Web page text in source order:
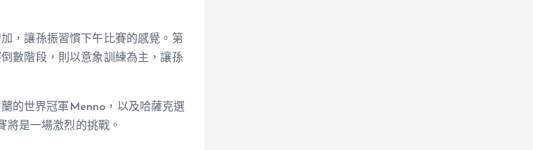
，讓孫振習慣下午比賽的感覺。第
數階段，則以意象訓練為主，讓孫
的世界冠軍Menno，以及哈薩克選
是一場激烈的挑戰。